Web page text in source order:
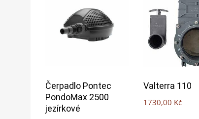
Čerpadlo Pontec
PondoMax 2500
jezírkové
Valterra 110
1730,00 Kč